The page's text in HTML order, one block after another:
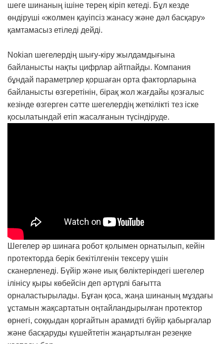
шеге шинаның ішіне терең кіріп кетеді. Бұл кезде
өндіруші «жолмен қауіпсіз жанасу және дәл басқару»
қамтамасыз етіледі дейді.
Nokian шегелердің шығу-кіру жылдамдығына
байланысты нақты цифрлар айтпайды. Компания
бұндай параметрлер қоршаған орта факторларына
байланысты өзгеретінін, бірақ жол жағдайы қозғалыс
кезінде өзгерген сәтте шегелердің жеткілікті тез іске
қосылатындай етіп жасалғанын түсіндіруде.
Шегелер әр шинаға робот қолымен орнатылып, кейін
протекторда берік бекітілгенін тексеру үшін
сканерленеді. Бүйір және иық бөліктеріндегі шегелер
ілінісу қыры көбейсін деп әртүрлі бағытта
орналастырылады. Бұған қоса, жаңа шинаның мұздағы
ұстамын жақсартатын оңтайландырылған протектор
өрнегі, соққыдан қорғайтын арамидті бүйір қабырғалар
және басқаруды күшейтетін жаңартылған резеңке